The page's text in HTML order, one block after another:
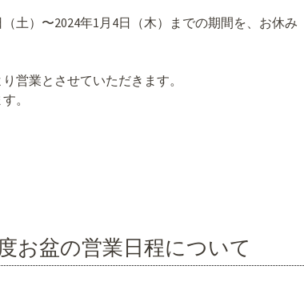
土）〜2024年1月4日（木）までの期間を、お休み
営業とさせていただきます。
。
お盆の営業日程について